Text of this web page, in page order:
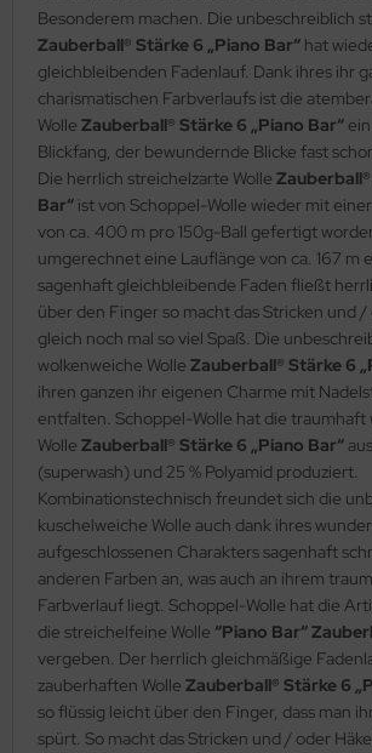
Besonderem machen. Die unbeschreiblich
Zauberball® Stärke 6 „Piano Bar“ hat
gleichbleibenden Fadenlauf. Dank ihres ihr
charismatischen Farbverlaufs ist die
Wolle Zauberball® Stärke 6 „Piano Bar“
Blickfang, der bewundernde Blicke fast
Die herrlich streichelzarte Wolle
Bar“ ist von Schoppel-Wolle wieder mit
von ca. 400 m pro 150g-Ball gefertigt
umgerechnet eine Lauflänge von ca. 167 m
sagenhaft gleichbleibende Faden fließt
über den Finger so macht das Stricken und /
gleich noch mal so viel Spaß. Die
wolkenweiche Wolle Zauberball® Stärke 6
ihren ganzen ihr eigenen Charme mit
entfalten. Schoppel-Wolle hat die traumhaft
Wolle Zauberball® Stärke 6 „Piano Bar“
(superwash) und 25 % Polyamid produziert.
Kombinationstechnisch freundet sich die
kuschelweiche Wolle auch dank ihres
aufgeschlossenen Charakters sagenhaft
anderen Farben an, was auch an ihrem
Farbverlauf liegt. Schoppel-Wolle hat die
die streichelfeine Wolle “Piano Bar“
vergeben. Der herrlich gleichmäßige
zauberhaften Wolle Zauberball® Stärke 6
so flüssig leicht über den Finger, dass man
spürt. So macht das Stricken und / oder